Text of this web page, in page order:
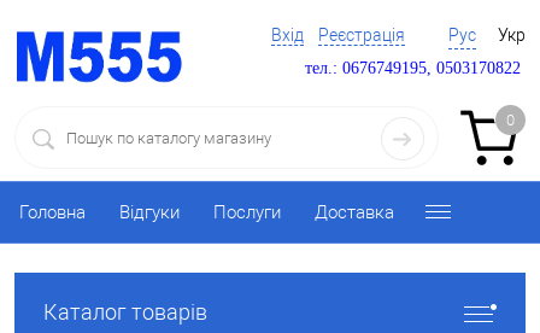
Вхід Реєстрація Рус Укр
тел.: 0676749195, 0503170822
0
Головна Відгуки Послуги Доставка
Каталог товарів